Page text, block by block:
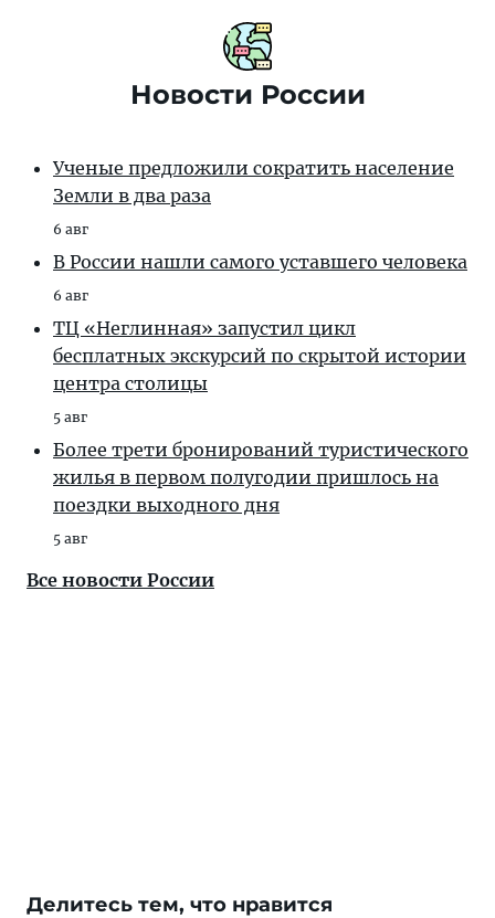
Новости России
Ученые предложили сократить население
Земли в два раза
6 авг
В России нашли самого уставшего человека
6 авг
ТЦ «Неглинная» запустил цикл
бесплатных экскурсий по скрытой истории
центра столицы
5 авг
Более трети бронирований туристического
жилья в первом полугодии пришлось на
поездки выходного дня
5 авг
Все новости России
Делитесь тем, что нравится